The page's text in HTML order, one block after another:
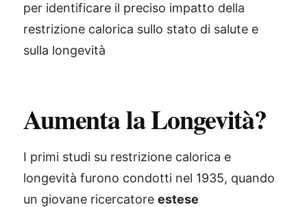
per identificare il preciso impatto della
restrizione calorica sullo stato di salute e
sulla longevità
Aumenta la Longevità?
I primi studi su restrizione calorica e
longevità furono condotti nel 1935, quando
un giovane ricercatore estese